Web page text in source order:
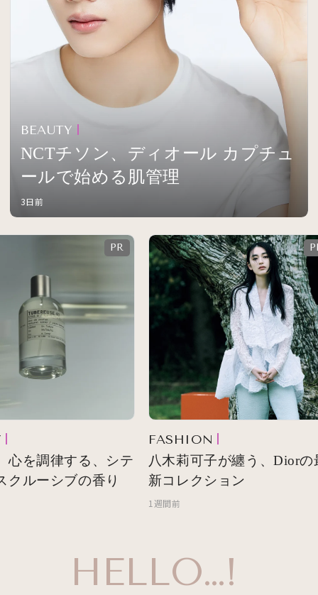
BEAUTY
NCTチソン、ディオール カプチュ
ールで始める肌管理
3日前
HELLO…!
を調律する、シテ
ルーシブの香り
FASHION
八木莉可子が纏う、Diorの最
新コレクション
1週間前